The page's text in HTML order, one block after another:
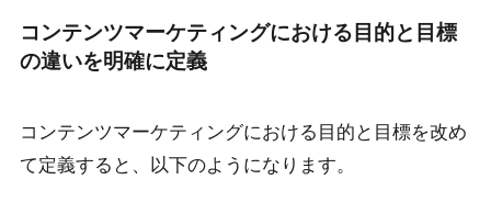
コンテンツマーケティングにおける目的と目標
の違いを明確に定義
コンテンツマーケティングにおける目的と目標を改め
て定義すると、以下のようになります。